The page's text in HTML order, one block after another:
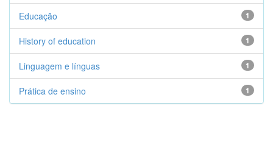
1
Educação
1
History of education
1
Linguagem e línguas
1
Prática de ensino